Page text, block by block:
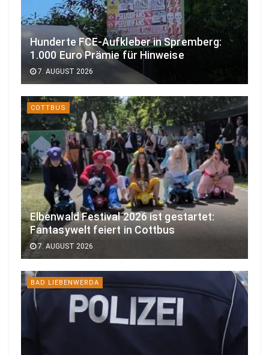
Hunderte FCE-Aufkleber in Spremberg:
1.000 Euro Prämie für Hinweise
7. AUGUST 2026
COTTBUS
Elbenwald Festival 2026 ist gestartet:
Fantasywelt feiert in Cottbus
7. AUGUST 2026
BAD LIEBENWERDA